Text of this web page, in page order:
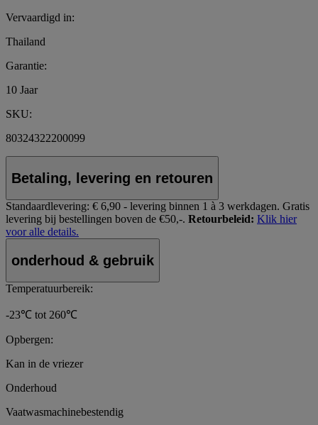
Vervaardigd in:
Thailand
Garantie:
10 Jaar
SKU:
80324322200099
Betaling, levering en retouren
Standaardlevering: € 6,90 - levering binnen 1 à 3 werkdagen. Gratis
levering bij bestellingen boven de €50,-. Retourbeleid: Klik hier
voor alle details.
onderhoud & gebruik
Temperatuurbereik:
-23℃ tot 260℃
Opbergen:
Kan in de vriezer
Onderhoud
Vaatwasmachinebestendig